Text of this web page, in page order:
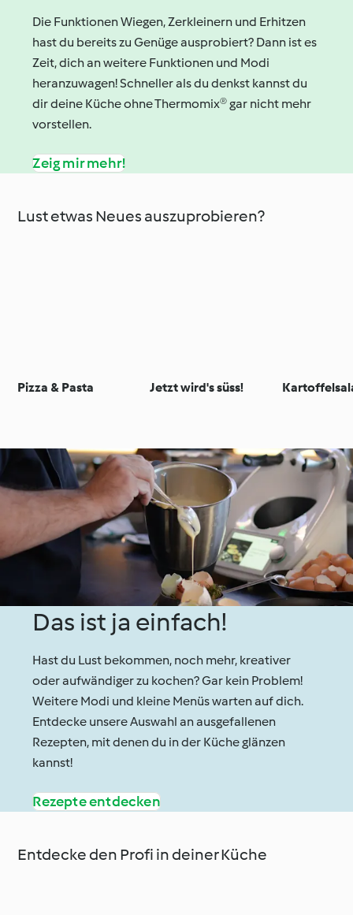
Die Funktionen Wiegen, Zerkleinern und Erhitzen
hast du bereits zu Genüge ausprobiert? Dann ist es
Zeit, dich an weitere Funktionen und Modi
heranzuwagen! Schneller als du denkst kannst du
dir deine Küche ohne Thermomix® gar nicht mehr
vorstellen.
Zeig mir mehr!
Lust etwas Neues auszuprobieren?
Pizza & Pasta Jetzt wird's süss!
Das ist ja einfach!
Hast du Lust bekommen, noch mehr, kreativer
oder aufwändiger zu kochen? Gar kein Problem!
Weitere Modi und kleine Menüs warten auf dich.
Entdecke unsere Auswahl an ausgefallenen
Rezepten, mit denen du in der Küche glänzen
kannst!
Rezepte entdecken
Entdecke den Profi in deiner Küche